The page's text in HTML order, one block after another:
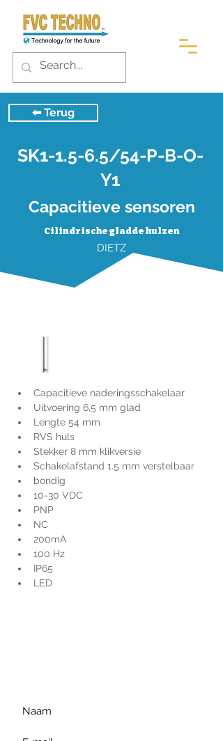
⬅︎ Terug
SK1-1.5-6.5/54-P-B-O-
Y1
Capacitieve sensoren
Cilindrische gladde hulzen
DIETZ
Capacitieve naderingsschakelaar
Uitvoering 6,5 mm glad
Lengte 54 mm
RVS huls
Stekker 8 mm klikversie
Schakelafstand 1.5 mm verstelbaar
bondig
10-30 VDC
PNP
NC
200mA
100 Hz
IP65
LED